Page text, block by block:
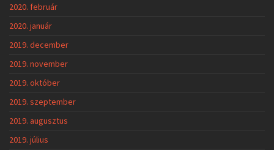
2020. február
2020. január
2019. december
2019. november
2019. október
2019. szeptember
2019. augusztus
2019. július